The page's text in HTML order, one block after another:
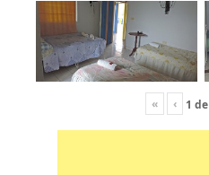
« ‹ 1 de